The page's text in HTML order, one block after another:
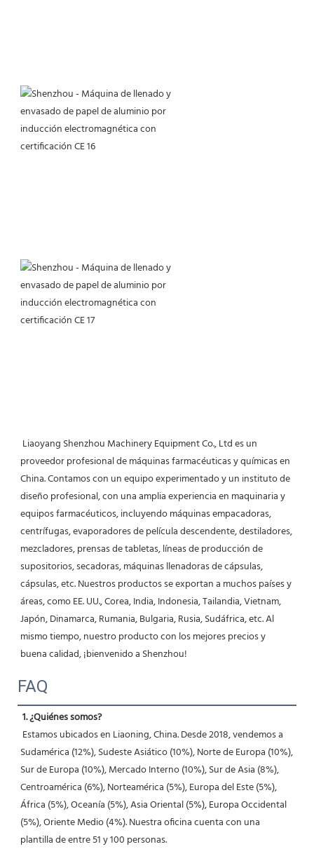
proveedor profesional de máquinas farmacéuticas y químicas en
China. Contamos con un equipo experimentado y un instituto de
diseño profesional, con una amplia experiencia en maquinaria y
equipos farmacéuticos, incluyendo máquinas empacadoras,
centrífugas, evaporadores de película descendente, destiladores,
mezcladores, prensas de tabletas, líneas de producción de
supositorios, secadoras, máquinas llenadoras de cápsulas,
cápsulas, etc. Nuestros productos se exportan a muchos países y
áreas, como EE. UU., Corea, India, Indonesia, Tailandia, Vietnam,
Japón, Dinamarca, Rumania, Bulgaria, Rusia, Sudáfrica, etc. Al
mismo tiempo, nuestro producto con los mejores precios y
buena calidad, ¡bienvenido a Shenzhou!
FAQ
1. ¿Quiénes somos?
Sudamérica (12%), Sudeste Asiático (10%), Norte de Europa (10%),
Sur de Europa (10%), Mercado Interno (10%), Sur de Asia (8%),
Centroamérica (6%), Norteamérica (5%), Europa del Este (5%),
África (5%), Oceanía (5%), Asia Oriental (5%), Europa Occidental
(5%), Oriente Medio (4%). Nuestra oficina cuenta con una
plantilla de entre 51 y 100 personas.